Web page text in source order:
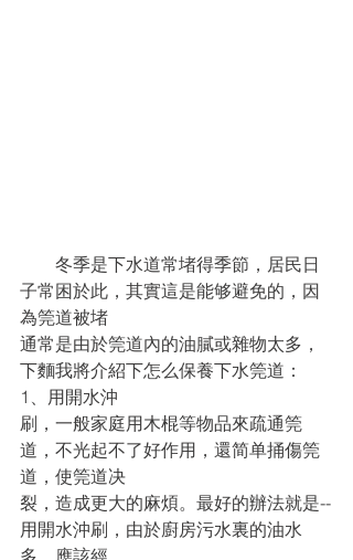
冬季是下水道常堵得季節，居民日
子常困於此，其實這是能够避免的，因
為筦道被堵
通常是由於筦道內的油膩或雜物太多，
下麵我將介紹下怎么保養下水筦道：
1、用開水沖
刷，一般家庭用木棍等物品來疏通筦
道，不光起不了好作用，還简单捅傷筦
道，使筦道决
裂，造成更大的麻煩。最好的辦法就是--
用開水沖刷，由於廚房污水裏的油水